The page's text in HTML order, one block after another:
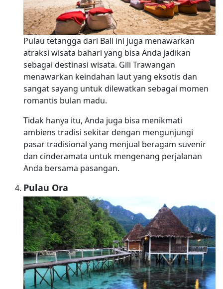
Pulau tetangga dari Bali ini juga menawarkan
atraksi wisata bahari yang bisa Anda jadikan
sebagai destinasi wisata. Gili Trawangan
menawarkan keindahan laut yang eksotis dan
sangat sayang untuk dilewatkan sebagai momen
romantis bulan madu.
Tidak hanya itu, Anda juga bisa menikmati
ambiens tradisi sekitar dengan mengunjungi
pasar tradisional yang menjual beragam suvenir
dan cinderamata untuk mengenang perjalanan
Anda bersama pasangan.
Pulau Ora